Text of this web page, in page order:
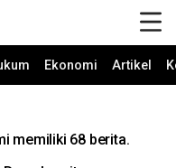
Ekonomi Artikel
memiliki 68 berita.